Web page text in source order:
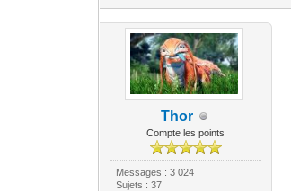
Thor
Compte les points
Messages : 3 024
Sujets : 37